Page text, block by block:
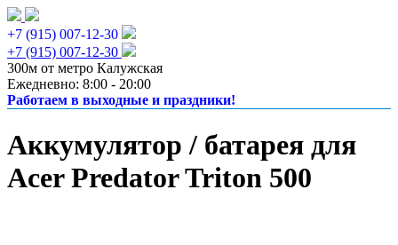
+7 (915) 007-12-30
+7 (915) 007-12-30
300м от метро Калужская
Ежедневно: 8:00 - 20:00
Работаем в выходные и праздники!
Аккумулятор / батарея для
Acer Predator Triton 500